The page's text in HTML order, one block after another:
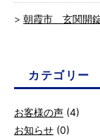
朝霞市 玄関開
カテゴリー
お客様の声 (4)
お知らせ (0)